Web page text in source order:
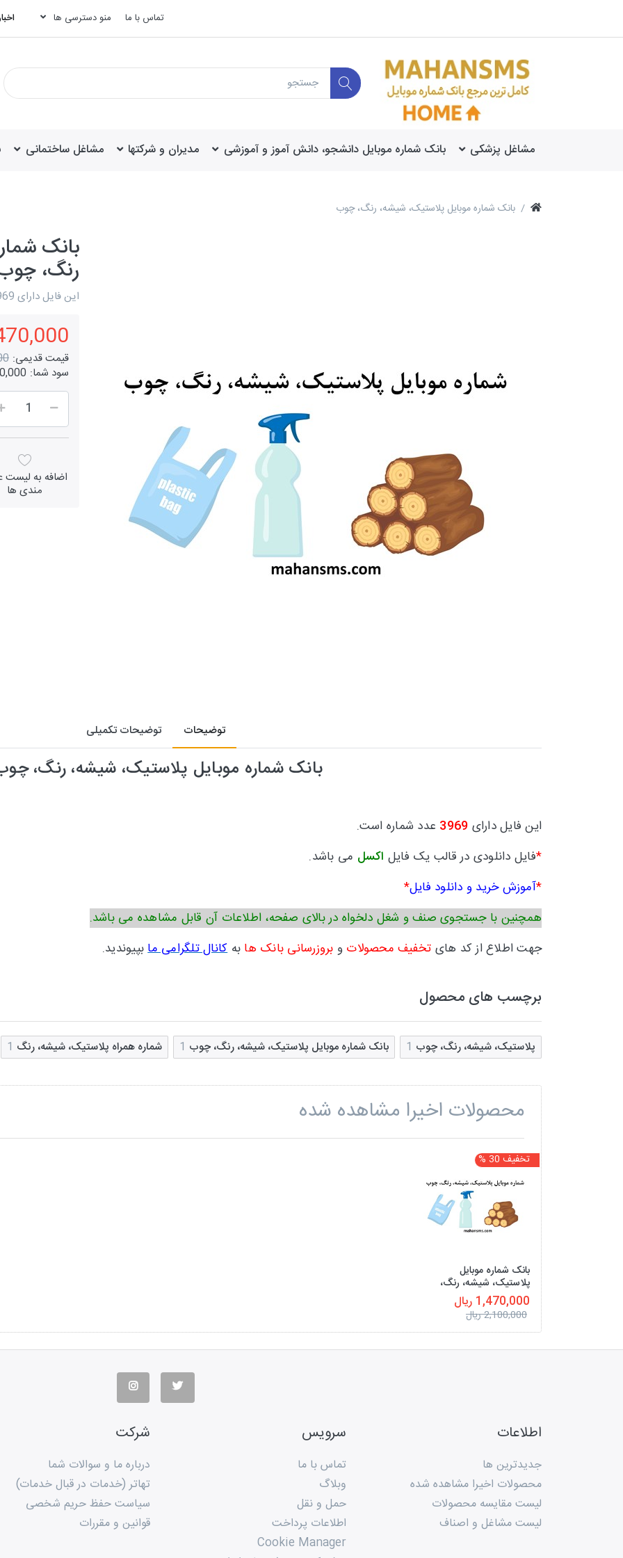
تماس با ما منو دسترسی ها
مشاغل پزشکی بانک شماره موبایل دانشجو، دانش آموز و آموزشی مدیران و شرکتها مشاغل ساختمانی
بانک شماره موبایل پلاستیک، شیشه، رنگ، چوب
بانک
رنگ،
این فایل دارای 3969 عدد شماره است.
1,470,000
قیمت قدیمی:
سود شما:
اضافه به لیست
مندی ها
توضیحات توضیحات تکمیلی
بانک شماره موبایل پلاستیک، شیشه، رنگ،
این فایل دارای 3969 عدد شماره است.
*فایل دانلودی در قالب یک فایل اکسل می باشد.
*آموزش خرید و دانلود فایل*
همچنین با جستجوی صنف و شغل دلخواه در بالای صفحه، اطلاعات آن قابل مشاهده می باشد.
جهت اطلاع از کد های تخفیف محصولات و بروزرسانی بانک ها بهکانال تلگرامی مابپیوندید.
برچسب های محصول
پلاستیک، شیشه، رنگ، چوب 1 بانک شماره موبایل پلاستیک، شیشه، رنگ، چوب 1 شماره همراه پلاستیک، شیشه، رنگ 1
محصولات اخیرا مشاهده شده
تخفیف 30 %
بانک شماره موبایل
پلاستیک، شیشه، رنگ،
چوب
1,470,000 ریال
2,100,000 ریال
اطلاعات
جدیدترین ها
محصولات اخیرا مشاهده شده
لیست مقایسه محصولات
لیست مشاغل و اصناف
سرویس
تماس با ما
وبلاگ
حمل و نقل
اطلاعات پرداخت
Cookie Manager
شرکت
درباره ما و سوالات شما
تهاتر (خدمات در قبال خدمات)
سیاست حفظ حریم شخصی
قوانین و مقررات